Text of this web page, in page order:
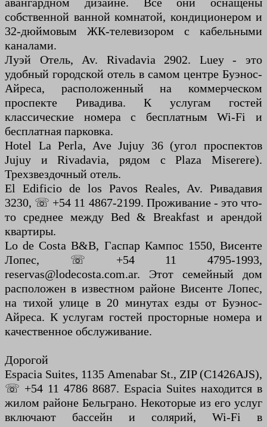
собственной ванной комнатой, кондиционером и
32-дюймовым ЖК-телевизором с кабельными
каналами.
Луэй Отель, Av. Rivadavia 2902. Luey - это
удобный городской отель в самом центре Буэнос-
Айреса, расположенный на коммерческом
проспекте Ривадива. К услугам гостей
классические номера с бесплатным Wi-Fi и
бесплатная парковка.
Hotel La Perla, Ave Jujuy 36 (угол проспектов
Jujuy и Rivadavia, рядом с Plaza Miserere).
Трехзвездочный отель.
El Edificio de los Pavos Reales, Av. Ривадавия
3230, ☏ +54 11 4867-2199. Проживание - это что-
то среднее между Bed & Breakfast и арендой
квартиры.
Lo de Costa B&B, Гаспар Кампос 1550, Висенте
Лопес, ☏ +54 11 4795-1993,
reservas@lodecosta.com.ar. Этот семейный дом
расположен в известном районе Висенте Лопес,
на тихой улице в 20 минутах езды от Буэнос-
Айреса. К услугам гостей просторные номера и
качественное обслуживание.
Дорогой
Espacia Suites, 1135 Amenabar St., ZIP (C1426AJS),
☏ +54 11 4786 8687. Espacia Suites находится в
жилом районе Бельграно. Некоторые из его услуг
включают бассейн и солярий, Wi-Fi в